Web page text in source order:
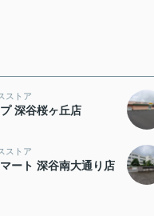
ストア
深谷桜ヶ丘店
ストア
ート 深谷南大通り店